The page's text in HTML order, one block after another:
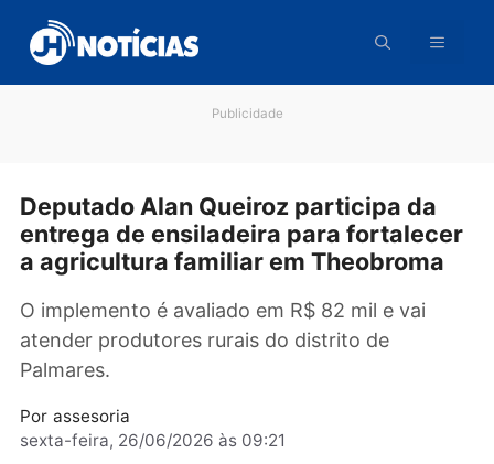
para
conteúdo
Deputado Alan Queiroz participa da
entrega de ensiladeira para
O implemento é avaliado em R$ 82 mil e vai
atender produtores rurais do distrito de
Palmares.